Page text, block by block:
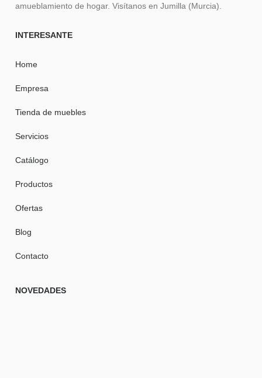
amueblamiento de hogar. Visítanos en Jumilla (Murcia).
INTERESANTE
Home
Empresa
Tienda de muebles
Servicios
Catálogo
Productos
Ofertas
Blog
Contacto
NOVEDADES